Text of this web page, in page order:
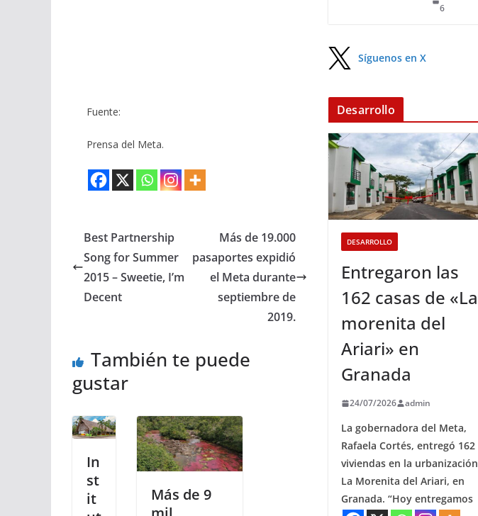
Fuente:
Prensa del Meta.
Best Partnership
Song for Summer
2015 – Sweetie, I’m
Decent
Más de 19.000
pasaportes expidió
el Meta durante
septiembre de
2019.
También te puede
gustar
In
st
it
Más de 9
6
Síguenos en X
Desarrollo
DESARROLLO
Entregaron las
162 casas de «La
morenita del
Ariari» en
Granada
24/07/2026 admin
La gobernadora del Meta,
Rafaela Cortés, entregó 162
viviendas en la urbanización
La Morenita del Ariari, en
Granada. “Hoy entregamos